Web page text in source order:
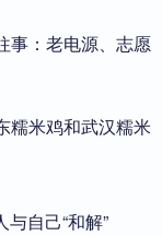
事：老电源、志愿
糯米鸡和武汉糯米
自己“和解”